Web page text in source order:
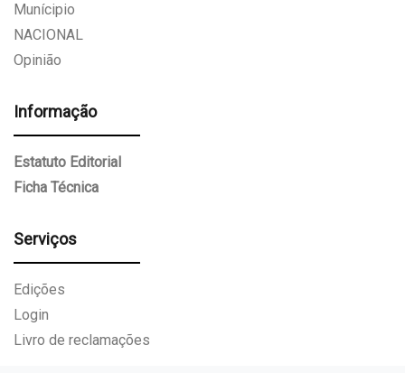
Munícipio
NACIONAL
Opinião
Informação
Estatuto Editorial
Ficha Técnica
Serviços
Edições
Login
Livro de reclamações